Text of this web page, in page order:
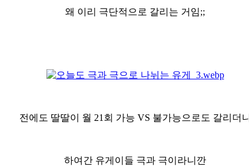
왜 이리 극단적으로 갈리는 거임;;
전에도 딸딸이 월 21회 가능 VS 불가능으로도 갈리더니
하여간 유게이들 극과 극이라니깐